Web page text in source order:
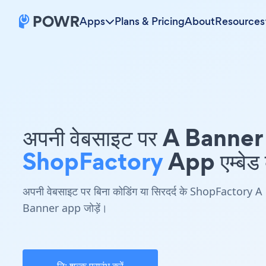
Apps Plans & PricingAboutResources
अपनी वेबसाइट पर A Banner
ShopFactoryApp
अपनी वेबसाइट पर बिना कोडिंग या सिरदर्द के ShopFactory A
Banner app जोड़ें।